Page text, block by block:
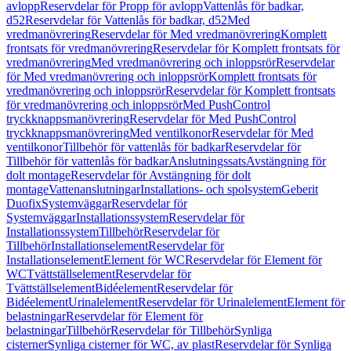
avloppReservdelar för Propp för avloppVattenlås för badkar,
d52Reservdelar för Vattenlås för badkar, d52Med
vredmanövreringReservdelar för Med vredmanövreringKomplett
frontsats för vredmanövreringReservdelar för Komplett frontsats för
vredmanövreringMed vredmanövrering och inloppsrörReservdelar
för Med vredmanövrering och inloppsrörKomplett frontsats för
vredmanövrering och inloppsrörReservdelar för Komplett frontsats
för vredmanövrering och inloppsrörMed PushControl
tryckknappsmanövreringReservdelar för Med PushControl
tryckknappsmanövreringMed ventilkonorReservdelar för Med
ventilkonorTillbehör för vattenlås för badkarReservdelar för
Tillbehör för vattenlås för badkarAnslutningssatsAvstängning för
dolt montageReservdelar för Avstängning för dolt
montageVattenanslutningarInstallations- och spolsystemGeberit
DuofixSystemväggarReservdelar för
SystemväggarInstallationssystemReservdelar för
InstallationssystemTillbehörReservdelar för
TillbehörInstallationselementReservdelar för
InstallationselementElement för WCReservdelar för Element för
WCTvättställselementReservdelar för
TvättställselementBidéelementReservdelar för
BidéelementUrinalelementReservdelar för UrinalelementElement för
belastningarReservdelar för Element för
belastningarTillbehörReservdelar för TillbehörSynliga
cisternerSynliga cisterner för WC, av plastReservdelar för Synliga